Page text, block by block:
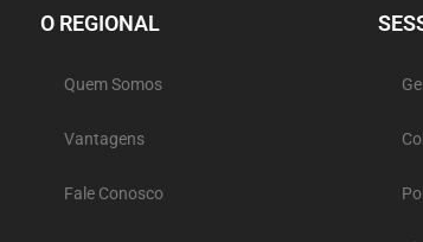
O REGIONAL
Quem Somos
Vantagens
Fale Conosco